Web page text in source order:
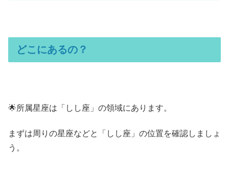
どこにあるの？
🌟所属星座は「しし座」の領域にあります。
まずは周りの星座などと「しし座」の位置を確認しましょ
う。